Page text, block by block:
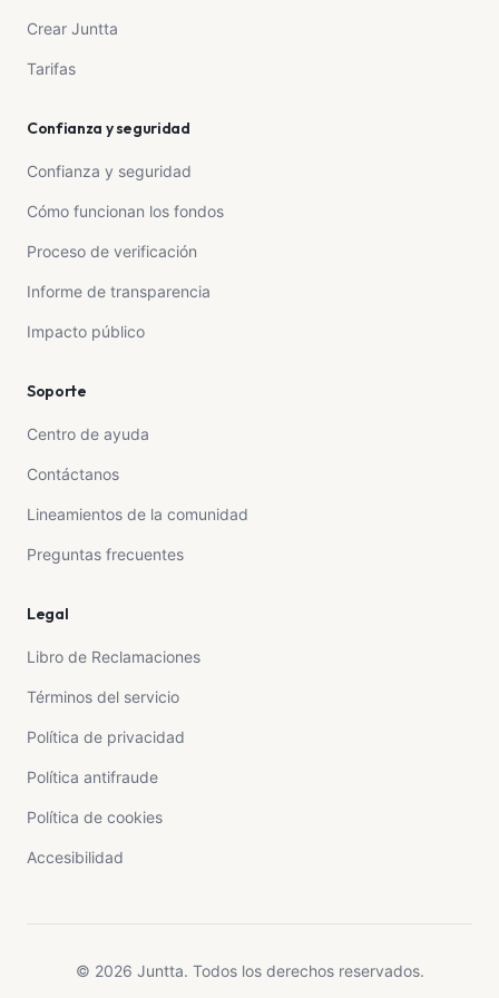
Crear Juntta
Tarifas
Confianza y seguridad
Confianza y seguridad
Cómo funcionan los fondos
Proceso de verificación
Informe de transparencia
Impacto público
Soporte
Centro de ayuda
Contáctanos
Lineamientos de la comunidad
Preguntas frecuentes
Legal
Libro de Reclamaciones
Términos del servicio
Política de privacidad
Política antifraude
Política de cookies
Accesibilidad
© 2026 Juntta. Todos los derechos reservados.